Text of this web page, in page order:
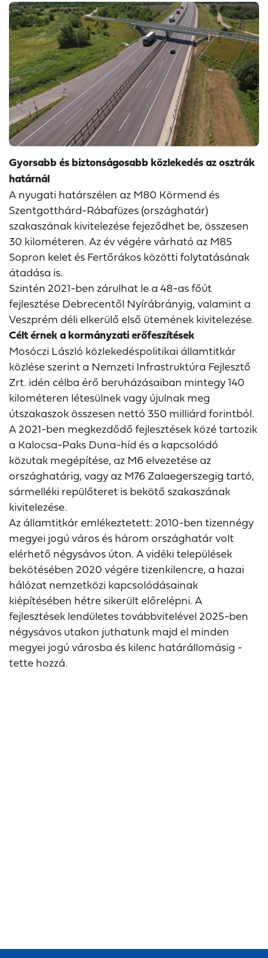
Gyorsabb és biztonságosabb közlekedés az osztrák
határnál
A nyugati határszélen az M80 Körmend és
Szentgotthárd-Rábafüzes (országhatár)
szakaszának kivitelezése fejeződhet be, összesen
30 kilométeren. Az év végére várható az M85
Sopron kelet és Fertőrákos közötti folytatásának
átadása is.
Szintén 2021-ben zárulhat le a 48-as főút
fejlesztése Debrecentől Nyírábrányig, valamint a
Veszprém déli elkerülő első ütemének kivitelezése.
Célt érnek a kormányzati erőfeszítések
Mosóczi László közlekedéspolitikai államtitkár
közlése szerint a Nemzeti Infrastruktúra Fejlesztő
Zrt. idén célba érő beruházásaiban mintegy 140
kilométeren létesülnek vagy újulnak meg
útszakaszok összesen nettó 350 milliárd forintból.
A 2021-ben megkezdődő fejlesztések közé tartozik
a Kalocsa-Paks Duna-híd és a kapcsolódó
közutak megépítése, az M6 elvezetése az
országhatárig, vagy az M76 Zalaegerszegig tartó,
sármelléki repülőteret is bekötő szakaszának
kivitelezése.
Az államtitkár emlékeztetett: 2010-ben tizennégy
megyei jogú város és három országhatár volt
elérhető négysávos úton. A vidéki települések
bekötésében 2020 végére tizenkilencre, a hazai
hálózat nemzetközi kapcsolódásainak
kiépítésében hétre sikerült előrelépni. A
fejlesztések lendületes továbbvitelével 2025-ben
négysávos utakon juthatunk majd el minden
megyei jogú városba és kilenc határállomásig -
tette hozzá.